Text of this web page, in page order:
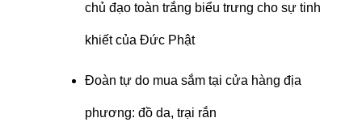
chủ đạo toàn trắng biểu trưng cho sự tinh
khiết của Đức Phật
Đoàn tự do mua sắm tại cửa hàng địa
phương: đồ da, trại rắn